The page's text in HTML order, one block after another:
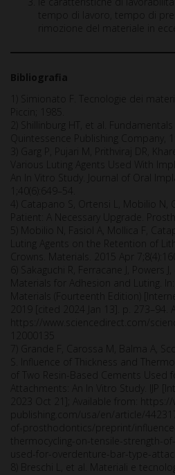
tempo di lavoro, tempo di
rimozione del materiale in
Bibliografia
1) Simionato F. Tecnologie dei
2) Shillinburg HT, et al.
Quintessence Publishing Company,
3) Garg P, Pujari M, Prithviraj DR,
Various Luting Agents Used With
An In Vitro Study. Journal of Oral
1;40(6):649–54.
4) Catapano S, Ortensi L, Mobilio N,
Patient: A Necessary Upgrade.
5) Mobilio N, Fasiol A, Mollica F,
Luting Agents on the Retention of
Crowns. Materials. 2015 Apr
6) Sakaguchi R, Ferracane J, Powers
Materials for Adhesion and Luting. In:
Materials (Fourteenth Edition)
2019 [cited 2024 Jan 13]. p. 273–94.
https://www.sciencedirect.com/
12000135
7) Grande F, Carossa M, Balma A,
S. Influence of Thickness and
of Two Resin-Based Cements Used
Attachments: An In Vitro Study. IJP
2023 Oct 21]; Available from: https://
publishing.com/usa/en/article/
of-prosthodontics/preprint/
thermocycling-on-tensile-strength-
used-for-overdenture-bar-type-
8) Breschi L, et al. Materiali e